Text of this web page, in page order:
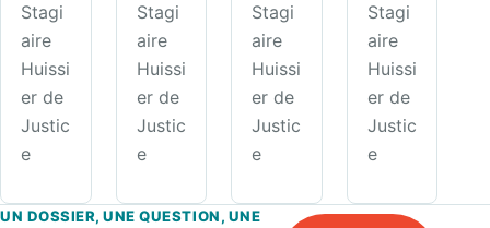
Stagi
aire
Huissi
er de
Justic
e
Stagi
aire
Huissi
er de
Justic
e
Stagi
aire
Huissi
er de
Justic
e
Stagi
aire
Huissi
er de
Justic
e
UN DOSSIER, UNE QUESTION, UNE